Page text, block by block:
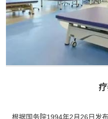
根据国务院1994年2月26日发